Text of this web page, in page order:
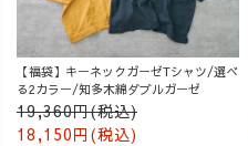
【福袋】キーネックガーゼTシャツ/選べ
る2カラー/知多木綿ダブルガーゼ
19,360円(税込)
18,150円(税込)